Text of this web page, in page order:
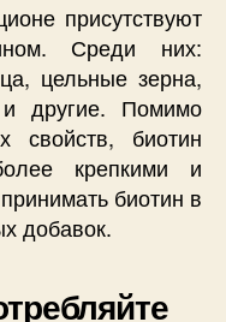
присутствуют
Среди них:
цельные зерна,
и другие. Помимо
свойств, биотин
крепкими и
биотин в
добавок.